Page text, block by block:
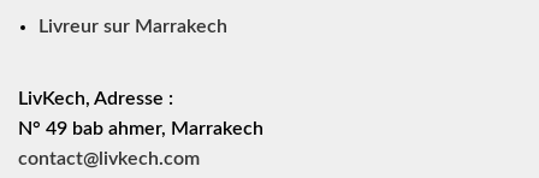
Livreur sur Marrakech
LivKech, Adresse :
N° 49 bab ahmer, Marrakech
contact@livkech.com